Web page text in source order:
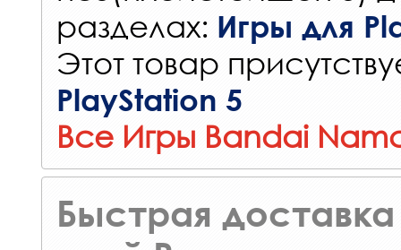
разделах: Игры для
Этот товар
PlayStation 5
Все Игры Bandai
Быстрая доставка